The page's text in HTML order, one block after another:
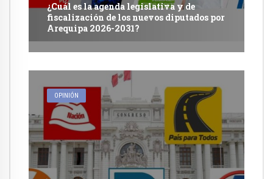
¿Cuál es la agenda legislativa y de
fiscalización de los nuevos diputados por
Arequipa 2026-2031?
OPINIÓN